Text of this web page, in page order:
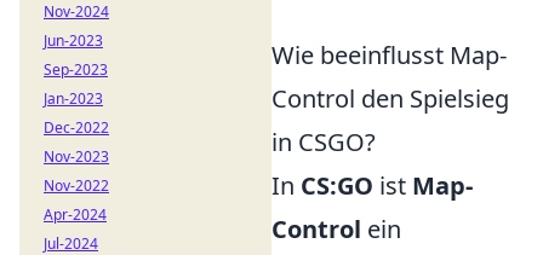
Wie beeinflusst Map-
Control den Spielsieg
in CSGO?
In CS:GO ist Map-
Control ein
Nov-2024
Jun-2023
Sep-2023
Jan-2023
Dec-2022
Nov-2023
Nov-2022
Apr-2024
Jul-2024